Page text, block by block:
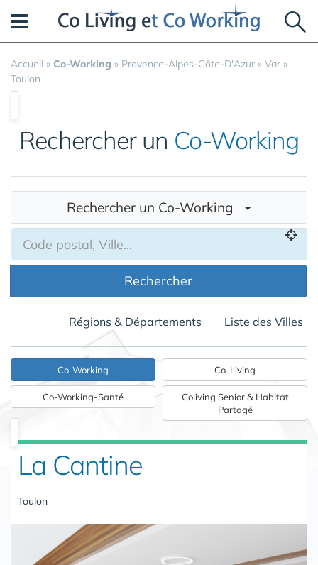
Accueil » Co-Working » Provence-Alpes-Côte-D'Azur » Var »
Toulon
Rechercher un Co-Working
Rechercher un Co-Working
Rechercher
Régions & Départements Liste des Villes
Co-Working
Co-Working-Santé
Co-Living
Coliving Senior & Habitat
Partagé
La Cantine
Toulon
Panneau de gestion des cookies